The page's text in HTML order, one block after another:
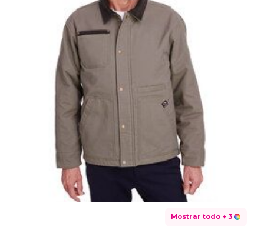
Mostrar todo + 3